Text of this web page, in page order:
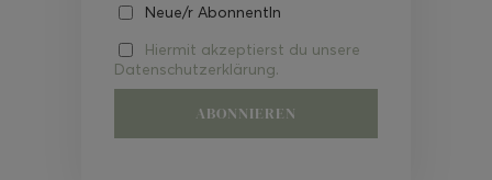
Neue/r AbonnentIn
Hiermit akzeptierst du unsere
Datenschutzerklärung.